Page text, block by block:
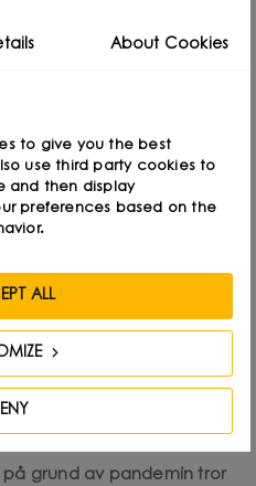
2021 -
trender inom belysning
Home&Contract 2021-
Fyra dagar fyllda av den
grund av pandemin tror
About Cookies
to give you the best
use third party cookies to
and then display
preferences based on the
ALL